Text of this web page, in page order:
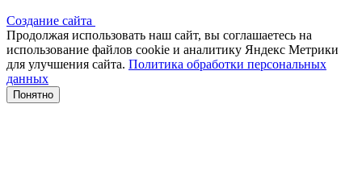
Создание сайта
Продолжая использовать наш сайт, вы соглашаетесь на
использование файлов сооkіе и аналитику Яндекс Метрики
для улучшения сайта. Политика обработки персональных
данных
Понятно